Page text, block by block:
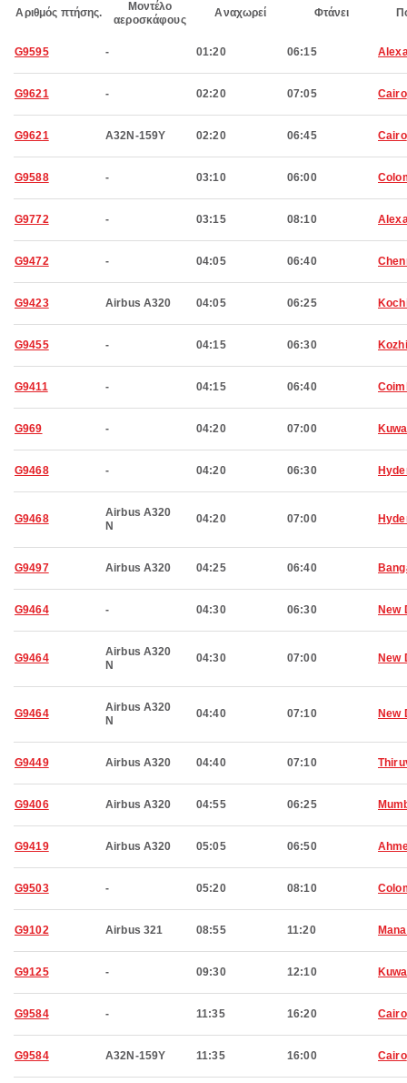
Αριθμός πτήσης.
Μοντέλο
αεροσκάφους
Αναχωρεί Φτάνει
G9595 - 01:20 06:15
G9621 - 02:20 07:05 Cairo
G9621 A32N-159Y 02:20 06:45 Cairo
G9588 - 03:10 06:00
G9772 - 03:15 08:10
G9472 - 04:05 06:40
G9423 Airbus A320 04:05 06:25
G9455 - 04:15 06:30
G9411 - 04:15 06:40
G969 - 04:20 07:00
G9468 - 04:20 06:30
G9468
Airbus A320
N
04:20 07:00
G9497 Airbus A320 04:25 06:40
G9464 - 04:30 06:30 New
G9464
Airbus A320
N
04:30 07:00 New
G9464
Airbus A320
N
04:40 07:10 New
G9449 Airbus A320 04:40 07:10
G9406 Airbus A320 04:55 06:25
G9419 Airbus A320 05:05 06:50
G9503 - 05:20 08:10
G9102 Airbus 321 08:55 11:20
G9125 - 09:30 12:10
G9584 - 11:35 16:20 Cairo
G9584 A32N-159Y 11:35 16:00 Cairo